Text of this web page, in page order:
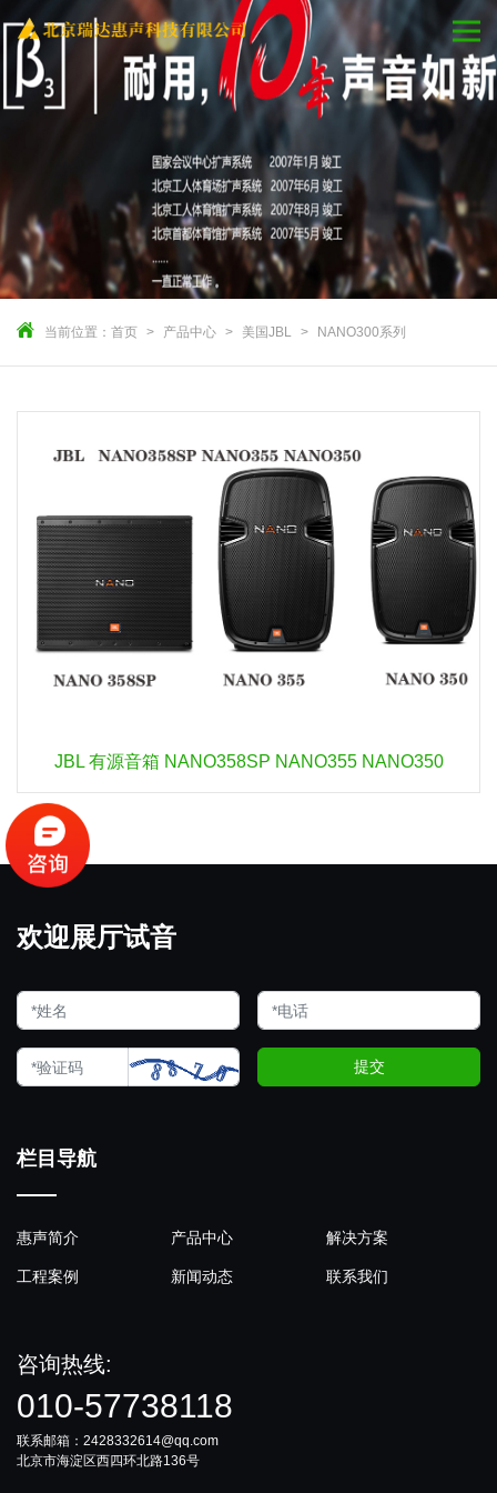
当前位置： 首页 产品中心 美国JBL NANO300系列
JBL 有源音箱 NANO358SP NANO355 NANO350
欢迎展厅试音
提交
栏目导航
惠声简介 产品中心 解决方案
工程案例 新闻动态 联系我们
咨询热线:
010-57738118
联系邮箱：2428332614@qq.com
北京市海淀区西四环北路136号